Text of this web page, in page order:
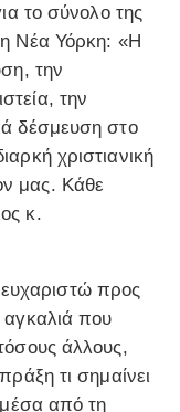
το σύνολο της
Νέα Υόρκη: «Η
την
την
δέσμευση στο
χριστιανική
μας. Κάθε
κ.
προς
που
άλλους,
τι σημαίνει
μέσα από τη